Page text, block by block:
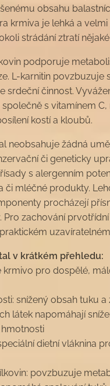
obsahu
krmiva je lehká a velmi
strádání ztratí
podporuje
L-karnitin povzbuzuje
srdeční činnost.
s vitamínem C,
kostí a kloubů.
neobsahuje žádná
či geneticky
s alergenním
či mléčné produkty.
procházejí
Pro zachování
v krátkém přehledu:
krmivo pro dospělé,
snížený obsah tuku a
látek napomáhají
dietní vláknina
povzbuzuje